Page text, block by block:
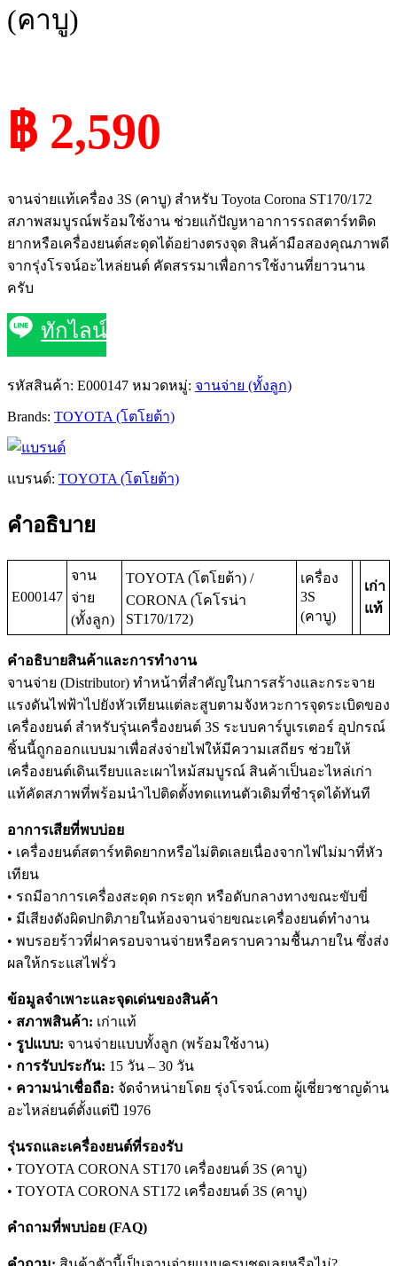
(คาบู)
฿ 2,590
จานจ่ายแท้เครื่อง 3S (คาบู) สำหรับ Toyota Corona ST170/172
สภาพสมบูรณ์พร้อมใช้งาน ช่วยแก้ปัญหาอาการรถสตาร์ทติด
ยากหรือเครื่องยนต์สะดุดได้อย่างตรงจุด สินค้ามือสองคุณภาพดี
จากรุ่งโรจน์อะไหล่ยนต์ คัดสรรมาเพื่อการใช้งานที่ยาวนาน
ครับ
ทักไลน์
รหัสสินค้า: E000147 หมวดหมู่: จานจ่าย (ทั้งลูก)
Brands: TOYOTA (โตโยต้า)
แบรนด์: TOYOTA (โตโยต้า)
คำอธิบาย
E000147
จาน
จ่าย
(ทั้งลูก)
TOYOTA (โตโยต้า) /
CORONA (โคโรน่า
ST170/172)
เครื่อง
3S
(คาบู)
เก่า
แท้
คำอธิบายสินค้าและการทำงาน
จานจ่าย (Distributor) ทำหน้าที่สำคัญในการสร้างและกระจาย
แรงดันไฟฟ้าไปยังหัวเทียนแต่ละสูบตามจังหวะการจุดระเบิดของ
เครื่องยนต์ สำหรับรุ่นเครื่องยนต์ 3S ระบบคาร์บูเรเตอร์ อุปกรณ์
ชิ้นนี้ถูกออกแบบมาเพื่อส่งจ่ายไฟให้มีความเสถียร ช่วยให้
เครื่องยนต์เดินเรียบและเผาไหม้สมบูรณ์ สินค้าเป็นอะไหล่เก่า
แท้คัดสภาพที่พร้อมนำไปติดตั้งทดแทนตัวเดิมที่ชำรุดได้ทันที
อาการเสียที่พบบ่อย
• เครื่องยนต์สตาร์ทติดยากหรือไม่ติดเลยเนื่องจากไฟไม่มาที่หัว
เทียน
• รถมีอาการเครื่องสะดุด กระตุก หรือดับกลางทางขณะขับขี่
• มีเสียงดังผิดปกติภายในห้องจานจ่ายขณะเครื่องยนต์ทำงาน
• พบรอยร้าวที่ฝาครอบจานจ่ายหรือคราบความชื้นภายใน ซึ่งส่ง
ผลให้กระแสไฟรั่ว
ข้อมูลจำเพาะและจุดเด่นของสินค้า
• สภาพสินค้า: เก่าแท้
• รูปแบบ: จานจ่ายแบบทั้งลูก (พร้อมใช้งาน)
• การรับประกัน: 15 วัน – 30 วัน
• ความน่าเชื่อถือ: จัดจำหน่ายโดย รุ่งโรจน์.com ผู้เชี่ยวชาญด้าน
อะไหล่ยนต์ตั้งแต่ปี 1976
รุ่นรถและเครื่องยนต์ที่รองรับ
• TOYOTA CORONA ST170 เครื่องยนต์ 3S (คาบู)
• TOYOTA CORONA ST172 เครื่องยนต์ 3S (คาบู)
คำถามที่พบบ่อย (FAQ)